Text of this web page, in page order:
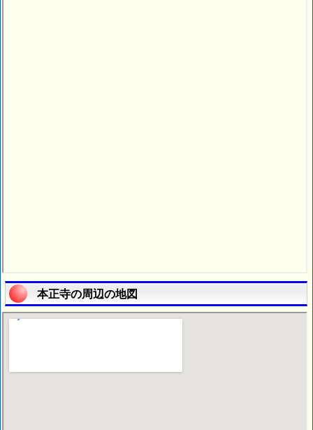
本正寺の周辺の地図